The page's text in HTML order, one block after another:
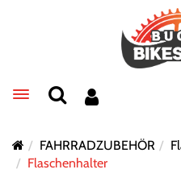
Toggle navigation
FAHRRADZUBEHÖR
Flaschenhalter